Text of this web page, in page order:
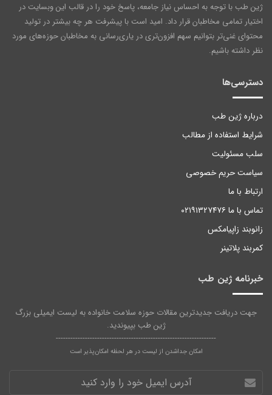
ژین طب با توجه به احساس نیاز جامعه، پاسخ خود را در قالب این وبسایت در
اختیار تمامی مخاطبان قرار داد. امید است با پیشرفت هر چه بیشتر در تولید
محتوای غنی‌تر بتوانیم سهم افزون‌تری در یاری‌رسانی به مخاطبان حوزه‌های مورد
نظر داشته باشیم.
دسترسی‌ها
درباره ژین طب
شرایط استفاده از مطالب
سلب مسئولیت
سیاست حریم خصوصی
ارتباط با ما
تماس با ما ۰۲۱۹۱۳۲۷۴۷۶
زانوبند زاپیامکس
کمربند پلاتینر
خبرنامه ژین طب
جهت دریافت جدیدترین مقالات حوزه سلامت خانواده به لیست ایمیلی بزرگ
ژین طب بپیوندید.
------------------------------------------------------------------
امکان جداشدن از لیست در هر لحظه امکان‌پذیر است
ایمیل